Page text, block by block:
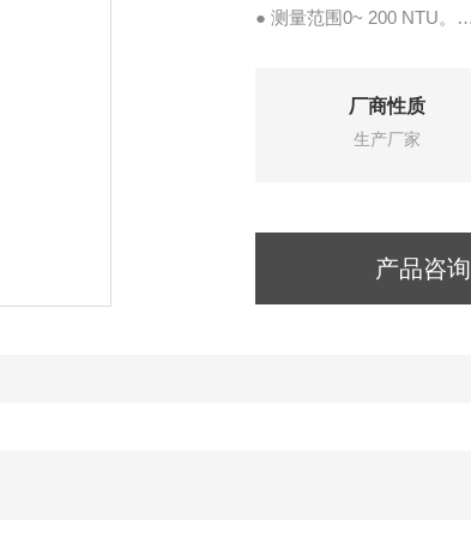
● 测量范围0~ 200 NTU。
厂商性质
生产厂家
产品咨询